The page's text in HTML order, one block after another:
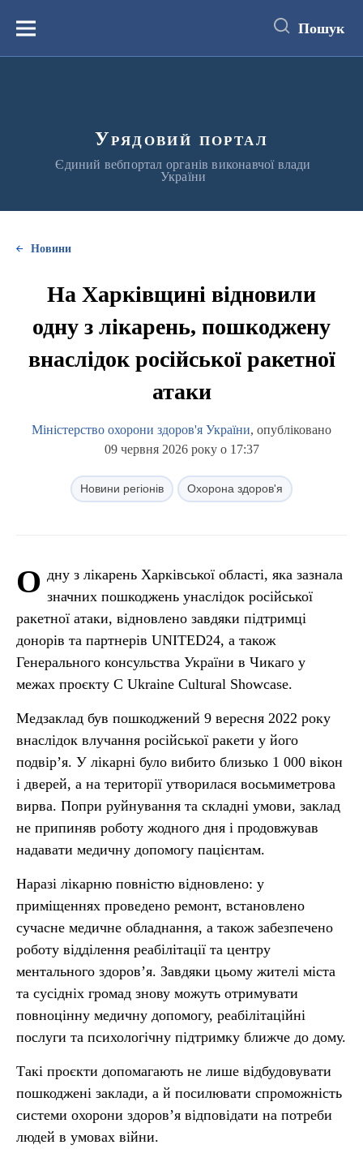
вмістуМеню Пошук
Урядовий портал
Єдиний вебпортал органів виконавчої влади
України
Новини
На Харківщині відновили
одну з лікарень, пошкоджену
внаслідок російської ракетної
атаки
Міністерство охорони здоров'я України, опубліковано
09 червня 2026 року о 17:37
Новини регіонів Охорона здоров'я
О дну з лікарень Харківської області, яка зазнала
значних пошкоджень унаслідок російської
ракетної атаки, відновлено завдяки підтримці
донорів та партнерів UNITED24, а також
Генерального консульства України в Чикаго у
межах проєкту C Ukraine Cultural Showcase.
Медзаклад був пошкоджений 9 вересня 2022 року
внаслідок влучання російської ракети у його
подвір’я. У лікарні було вибито близько 1 000 вікон
і дверей, а на території утворилася восьмиметрова
вирва. Попри руйнування та складні умови, заклад
не припиняв роботу жодного дня і продовжував
надавати медичну допомогу пацієнтам.
Наразі лікарню повністю відновлено: у
приміщеннях проведено ремонт, встановлено
сучасне медичне обладнання, а також забезпечено
роботу відділення реабілітації та центру
ментального здоров’я. Завдяки цьому жителі міста
та сусідніх громад знову можуть отримувати
повноцінну медичну допомогу, реабілітаційні
послуги та психологічну підтримку ближче до дому.
Такі проєкти допомагають не лише відбудовувати
пошкоджені заклади, а й посилювати спроможність
системи охорони здоров’я відповідати на потреби
людей в умовах війни.